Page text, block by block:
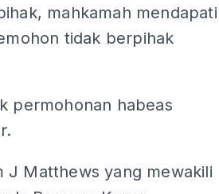
mahkamah mendapati
tidak berpihak
permohonan habeas
J Matthews yang mewakili